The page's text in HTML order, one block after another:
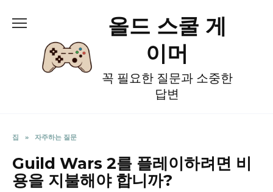
올드 스쿨 게
이머
꼭 필요한 질문과 소중한
답변
집 » 자주하는 질문
Guild Wars 2를 플레이하려면 비
용을 지불해야 합니까?